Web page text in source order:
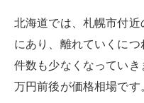
北海道では、札幌市付
にあり、離れていくに
件数も少なくなってい
万円前後が価格相場です。